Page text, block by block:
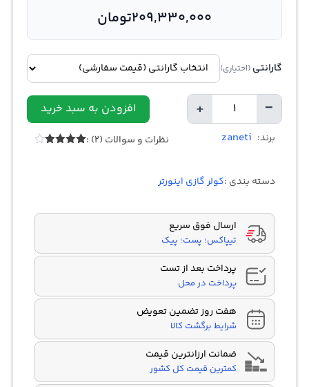
209,330,000تومان
گارانتی (اختیاری)
−
تعداد + افزودن به سبد خرید
برند: zaneti نظرات و سوالات (2) :
دسته بندی :کولر گازی اینورتر
ارسال فوق سریع
تیپاکس؛ پست؛ پیک
پرداخت بعد از تست
پرداخت در محل
هفت روز تضمین تعویض
شرایط برگشت کالا
ضمانت ارزانترین قیمت
کمترین قیمت کل کشور